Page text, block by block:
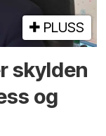
PLUSS
skylden
og